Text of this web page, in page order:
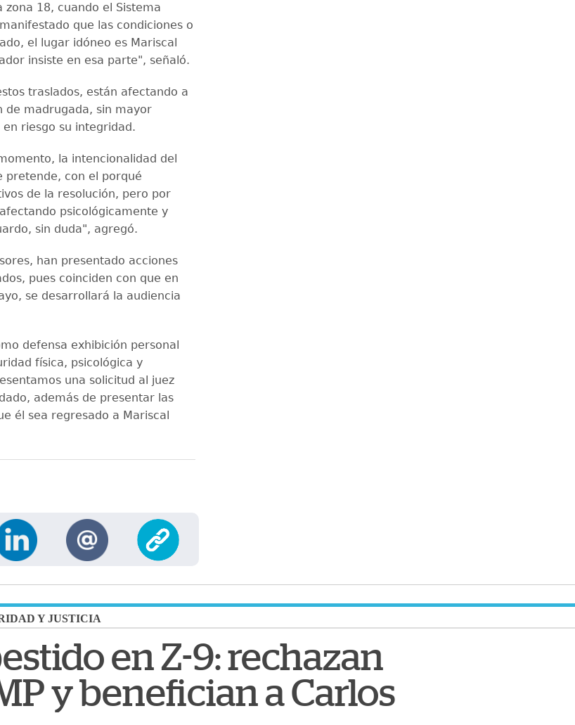
18, cuando el Sistema
que las condiciones o
el lugar idóneo es Mariscal
insiste en esa parte", señaló.
traslados, están afectando a
de madrugada, sin mayor
riesgo su integridad.
la intencionalidad del
pretende, con el porqué
de la resolución, pero por
psicológicamente y
sin duda", agregó.
han presentado acciones
pues coinciden con que en
se desarrollará la audiencia
defensa exhibición personal
física, psicológica y
una solicitud al juez
además de presentar las
él sea regresado a Mariscal
Y JUSTICIA
en Z-9: rechazan
y benefician a Carlos